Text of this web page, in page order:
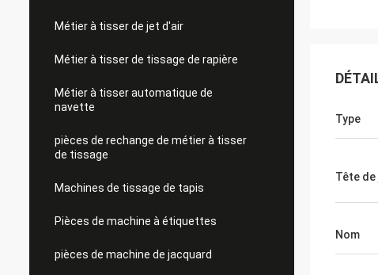
Métier à tisser de jet d'air
Métier à tisser de tissage de rapière
Métier à tisser automatique de
navette
pièces de rechange de métier à tisser
de tissage
Machines de tissage de tapis
Pièces de machine à étiquettes
pièces de machine de jacquard
Type
Tête de
Nom